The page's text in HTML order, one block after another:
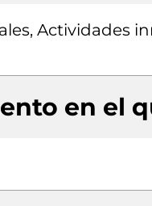
Actividades
en el